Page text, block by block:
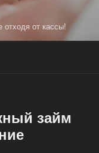
от кассы!
займ